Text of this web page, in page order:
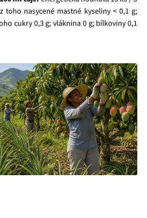
toho nasycené mastné kyseliny < 0,1 g;
cukry 0,3 g; vláknina 0 g; bílkoviny 0,1